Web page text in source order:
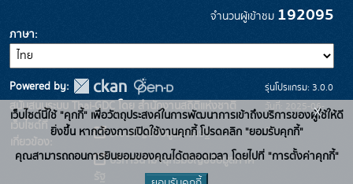
จำนวนผู้เข้าชม 192095
ภาษา
Powered by:
สนับสนุนระบบ Thai-GDC โดย สำนักงานสถิติแห่งชาติ
เว็บไซต์ที่
เกี่ยวข้อง:
ระบบบัญชีข้อมูลภาครัฐ
บริการนามานุกรมบัญชีข้อมูลภาค
รุ่นโปรแกรม: 3.0.0
วันที่: 2025-06-
26
เว็บไซต์นี้ใช้ "คุกกี้" เพื่อวัตถุประสงค์ในการพัฒนาการเข้าถึงบริการของผู้ใช้ให้ดี
ยิ่งขึ้น หากต้องการเปิดใช้งานคุกกี้ โปรดคลิก "ยอมรับคุกกี้"
คุณสามารถถอนการยินยอมของคุณได้ตลอดเวลา โดยไปที่ "การตั้งค่าคุกกี้"
x